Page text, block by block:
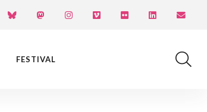
FESTIVAL